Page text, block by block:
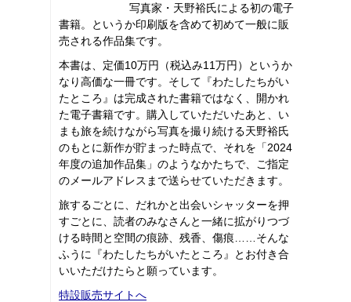
写真家・天野裕氏による初の電子
書籍。というか印刷版を含めて初めて一般に販
売される作品集です。
本書は、定価10万円（税込み11万円）というか
なり高価な一冊です。そして『わたしたちがい
たところ』は完成された書籍ではなく、開かれ
た電子書籍です。購入していただいたあと、い
まも旅を続けながら写真を撮り続ける天野裕氏
のもとに新作が貯まった時点で、それを「2024
年度の追加作品集」のようなかたちで、ご指定
のメールアドレスまで送らせていただきます。
旅するごとに、だれかと出会いシャッターを押
すごとに、読者のみなさんと一緒に拡がりつづ
ける時間と空間の痕跡、残香、傷痕……そんな
ふうに『わたしたちがいたところ』とお付き合
いいただけたらと願っています。
特設販売サイトへ